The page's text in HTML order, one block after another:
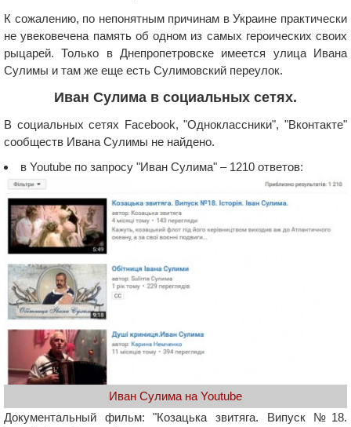
К сожалению, по непонятным причинам в Украине практически
не увековечена память об одном из самых героических своих
рыцарей. Только в Днепропетровске имеется улица Ивана
Сулимы и там же еще есть Сулимовский переулок.
Иван Сулима в социальных сетях.
В социальных сетях Facebook, "Одноклассники", "Вконтакте"
сообществ Ивана Сулимы не найдено.
в Youtube по запросу "Иван Сулима" – 1210 ответов:
Иван Сулима на Youtube
Документальный фильм: "Козацька звитяга. Випуск №18.